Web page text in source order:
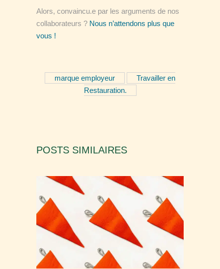
Alors, convaincu.e par les arguments de nos
collaborateurs ? Nous n’attendons plus que
vous !
marque employeur
Travailler en
Restauration.
POSTS SIMILAIRES